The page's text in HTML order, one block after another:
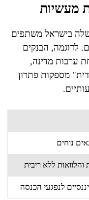
מעשיות
בישראל משתפים
לדוגמה, הבנקים
ערבות מדינה,
מספקות פתרון
נוחים
ללא ריבית
לנפגעי הכנסה